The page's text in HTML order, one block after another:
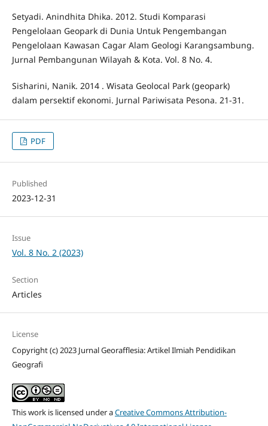
Setyadi. Anindhita Dhika. 2012. Studi Komparasi
Pengelolaan Geopark di Dunia Untuk Pengembangan
Pengelolaan Kawasan Cagar Alam Geologi Karangsambung.
Jurnal Pembangunan Wilayah & Kota. Vol. 8 No. 4.
Sisharini, Nanik. 2014 . Wisata Geolocal Park (geopark)
dalam persektif ekonomi. Jurnal Pariwisata Pesona. 21-31.
PDF
Published
2023-12-31
Issue
Vol. 8 No. 2 (2023)
Section
Articles
License
Copyright (c) 2023 Jurnal Georafflesia: Artikel Ilmiah Pendidikan
Geografi
This work is licensed under aCreative Commons Attribution-